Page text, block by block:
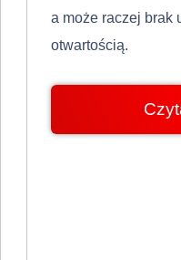
a może raczej brak
otwartością.